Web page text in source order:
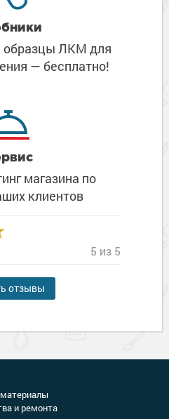
образцы ЛКМ для
— бесплатно!
магазина по
клиентов
5 из 5
отзывы
и ремонта